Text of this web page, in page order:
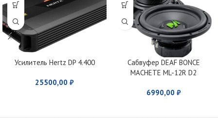
Усилитель Hertz DP 4.400
25500,00 ₽
Сабвуфер DEAF BONCE
MACHETE ML-12R D2
6990,00 ₽